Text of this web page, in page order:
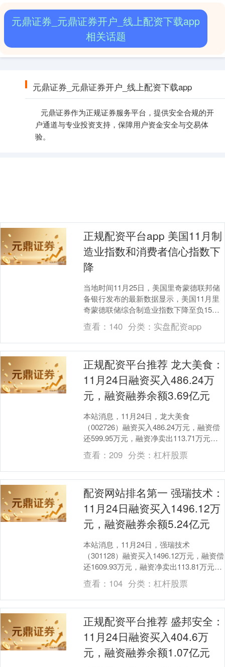
元鼎证券_元鼎证券开户_线上配资下载app
元鼎证券作为正规证券服务平台，提供安全合规的开
户通道与专业投资支持，保障用户资金安全与交易体
验。
元鼎证券_元鼎证券开户_线上配资下载app
相关话题
正规配资平台app 美国11月制
造业指数和消费者信心指数下
降
当地时间11月25日，美国里奇蒙德联邦储
备银行发布的最新数据显示，美国11月里
奇蒙德联储综合制造业指数下降至负15，
10月份该指数为负4。 与此同时，美国非
营利....
查看： 140 分类： 实盘配资app
正规配资平台推荐 龙大美食：
11月24日融资买入486.24万
元，融资融券余额3.69亿元
本站消息，11月24日，龙大美食
（002726）融资买入486.24万元，融资偿
还599.95万元，融资净卖出113.71万元，
融资余额3.67亿元。 融券方面....
查看：209 分类： 杠杆股票
配资网站排名第一 强瑞技术：
11月24日融资买入1496.12万
元，融资融券余额5.24亿元
本站消息，11月24日，强瑞技术
（301128）融资买入1496.12万元，融资偿
还1609.93万元，融资净卖出113.81万元配
资网站排名第一，融资余额5.....
查看： 104 分类： 杠杆股票
正规配资平台推荐 盛邦安全：
11月24日融资买入404.6万
元，融资融券余额1.07亿元